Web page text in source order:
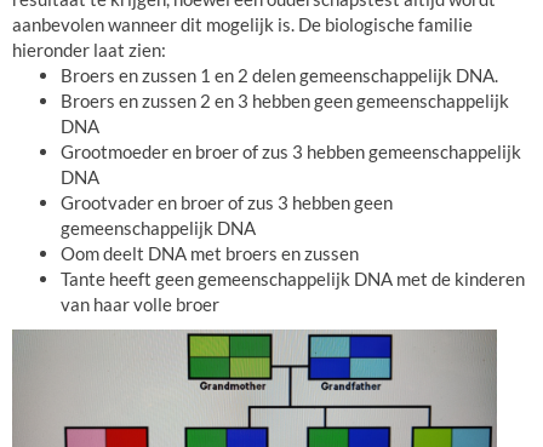
aanbevolen wanneer dit mogelijk is. De biologische familie
hieronder laat zien:
Broers en zussen 1 en 2 delen gemeenschappelijk DNA.
Broers en zussen 2 en 3 hebben geen gemeenschappelijk
DNA
Grootmoeder en broer of zus 3 hebben gemeenschappelijk
DNA
Grootvader en broer of zus 3 hebben geen
gemeenschappelijk DNA
Oom deelt DNA met broers en zussen
Tante heeft geen gemeenschappelijk DNA met de kinderen
van haar volle broer